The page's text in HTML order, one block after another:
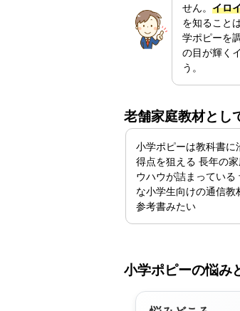
せん。イロ
を知ること
学ポピーを
の目が輝く
う。
老舗家庭教材とし
小学ポピーは教科書に
得点を狙える 長年の
ウハウが詰まってい
な小学生向けの通信
参考書みたい
小学ポピーの悩み